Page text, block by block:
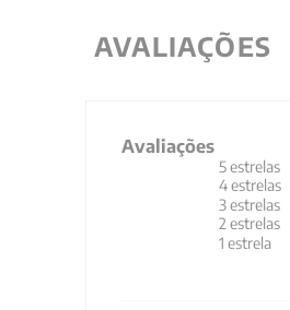
AVALIAÇÕES
Avaliações
5estrelas
4estrelas
3estrelas
2 estrelas
1 estrela